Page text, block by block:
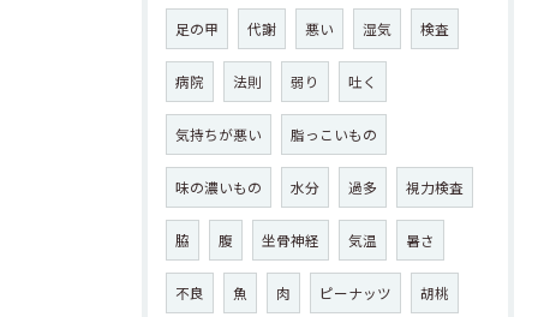
足の甲 代謝 悪い 湿気 検査
病院 法則 弱り 吐く
気持ちが悪い 脂っこいもの
味の濃いもの 水分 過多 視力検査
脇 腹 坐骨神経 気温 暑さ
不良 魚 肉 ピーナッツ 胡桃